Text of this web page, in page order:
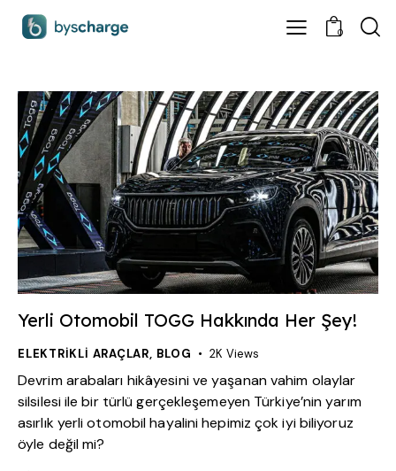
0
Yerli Otomobil TOGG Hakkında Her Şey!
ELEKTRIKLI ARAÇLAR, BLOG 2K Views
Devrim arabaları hikâyesini ve yaşanan vahim olaylar
silsilesi ile bir türlü gerçekleşemeyen Türkiye’nin yarım
asırlık yerli otomobil hayalini hepimiz çok iyi biliyoruz
öyle değil mi?